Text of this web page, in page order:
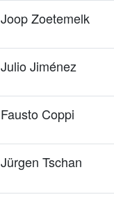
Joop Zoetemelk
Julio Jiménez
Fausto Coppi
Jürgen Tschan